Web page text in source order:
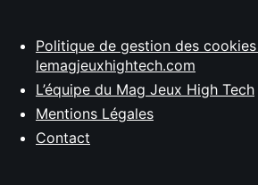
Politique de gestion des
lemagjeuxhightech.com
L’équipe du Mag Jeux High Tech
Mentions Légales
Contact